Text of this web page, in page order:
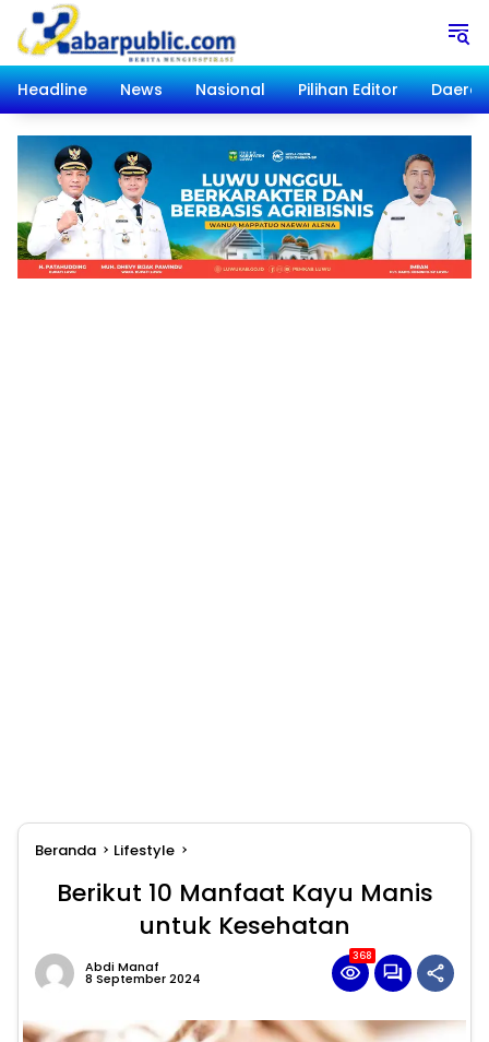
Langsung
konten
Headline
News Nasional Pilihan Editor Daerah
Beranda Lifestyle
Berikut 10 Manfaat Kayu Manis
untuk Kesehatan
Abdi Manaf
8 September 2024
368